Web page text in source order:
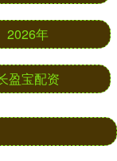
2026年
盈宝配资